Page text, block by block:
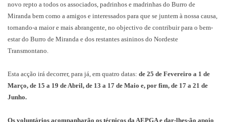
novo repto a todos os associados, padrinhos e madrinhas do Burro de
Miranda bem como a amigos e interessados para que se juntem à nossa causa,
tornando-a maior e mais abrangente, no objectivo de contribuir para o bem-
estar do Burro de Miranda e dos restantes asininos do Nordeste
Transmontano.
Esta acção irá decorrer, para já, em quatro datas: de 25 de Fevereiro a 1 de
Março, de 15 a 19 de Abril, de 13 a 17 de Maio e, por fim, de 17 a 21 de
Junho.
Os voluntários acompanharão os técnicos da AEPGA e dar-lhes-ão apoio